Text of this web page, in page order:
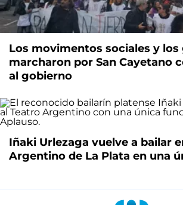
Los movimentos sociales y los
marcharon por San Cayetano
al gobierno
Iñaki Urlezaga vuelve a bailar
Argentino de La Plata en una